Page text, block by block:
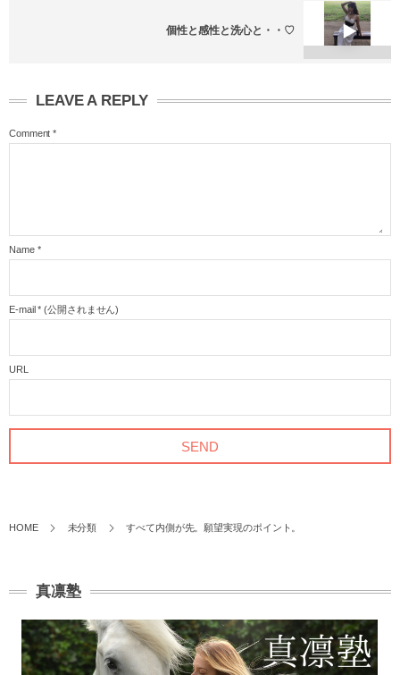
個性と感性と洗心と・・♡
LEAVE A REPLY
Comment *
Name *
E-mail * (公開されません)
URL
HOME 未分類 すべて内側が先。願望実現のポイント。
真凛塾